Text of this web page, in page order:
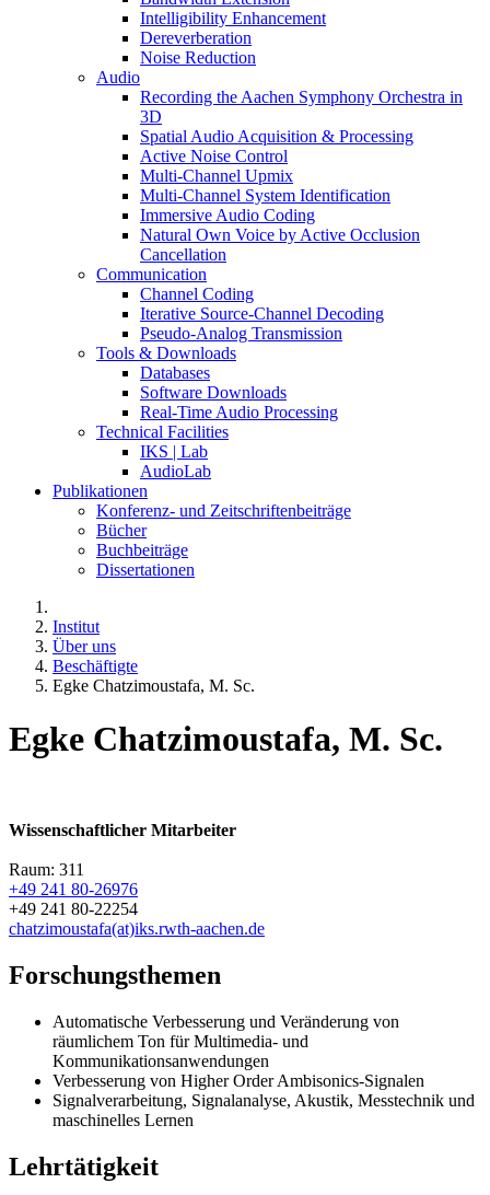
Intelligibility Enhancement
Dereverberation
Noise Reduction
Audio
Recording the Aachen Symphony Orchestra in
3D
Spatial Audio Acquisition & Processing
Active Noise Control
Multi-Channel Upmix
Multi-Channel System Identification
Immersive Audio Coding
Natural Own Voice by Active Occlusion
Cancellation
Communication
Channel Coding
Iterative Source-Channel Decoding
Pseudo-Analog Transmission
Tools & Downloads
Databases
Software Downloads
Real-Time Audio Processing
Technical Facilities
IKS | Lab
AudioLab
Publikationen
Konferenz- und Zeitschriftenbeiträge
Bücher
Buchbeiträge
Dissertationen
Institut
Über uns
Beschäftigte
Egke Chatzimoustafa, M. Sc.
Egke Chatzimoustafa, M. Sc.
Wissenschaftlicher Mitarbeiter
Raum: 311
+49 241 80-26976
+49 241 80-22254
chatzimoustafa(at)iks.rwth-aachen.de
Forschungsthemen
Automatische Verbesserung und Veränderung von
räumlichem Ton für Multimedia- und
Kommunikationsanwendungen
Verbesserung von Higher Order Ambisonics-Signalen
Signalverarbeitung, Signalanalyse, Akustik, Messtechnik und
maschinelles Lernen
Lehrtätigkeit